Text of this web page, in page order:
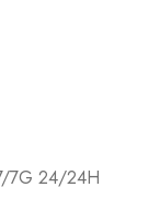
7G 24/24H